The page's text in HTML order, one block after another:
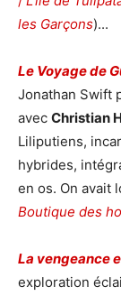
les Garçons)...
Le Voyage de
Jonathan Swift
avec Christian
Liliputiens,
hybrides,
en os. On avait
Boutique des
La vengeance
exploration